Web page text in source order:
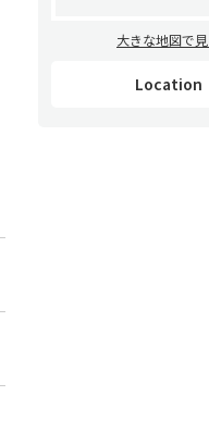
大きな地図で
Location